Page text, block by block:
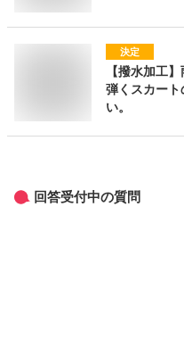
決定
【撥水加工
弾くスカート
い。
回答受付中の質問